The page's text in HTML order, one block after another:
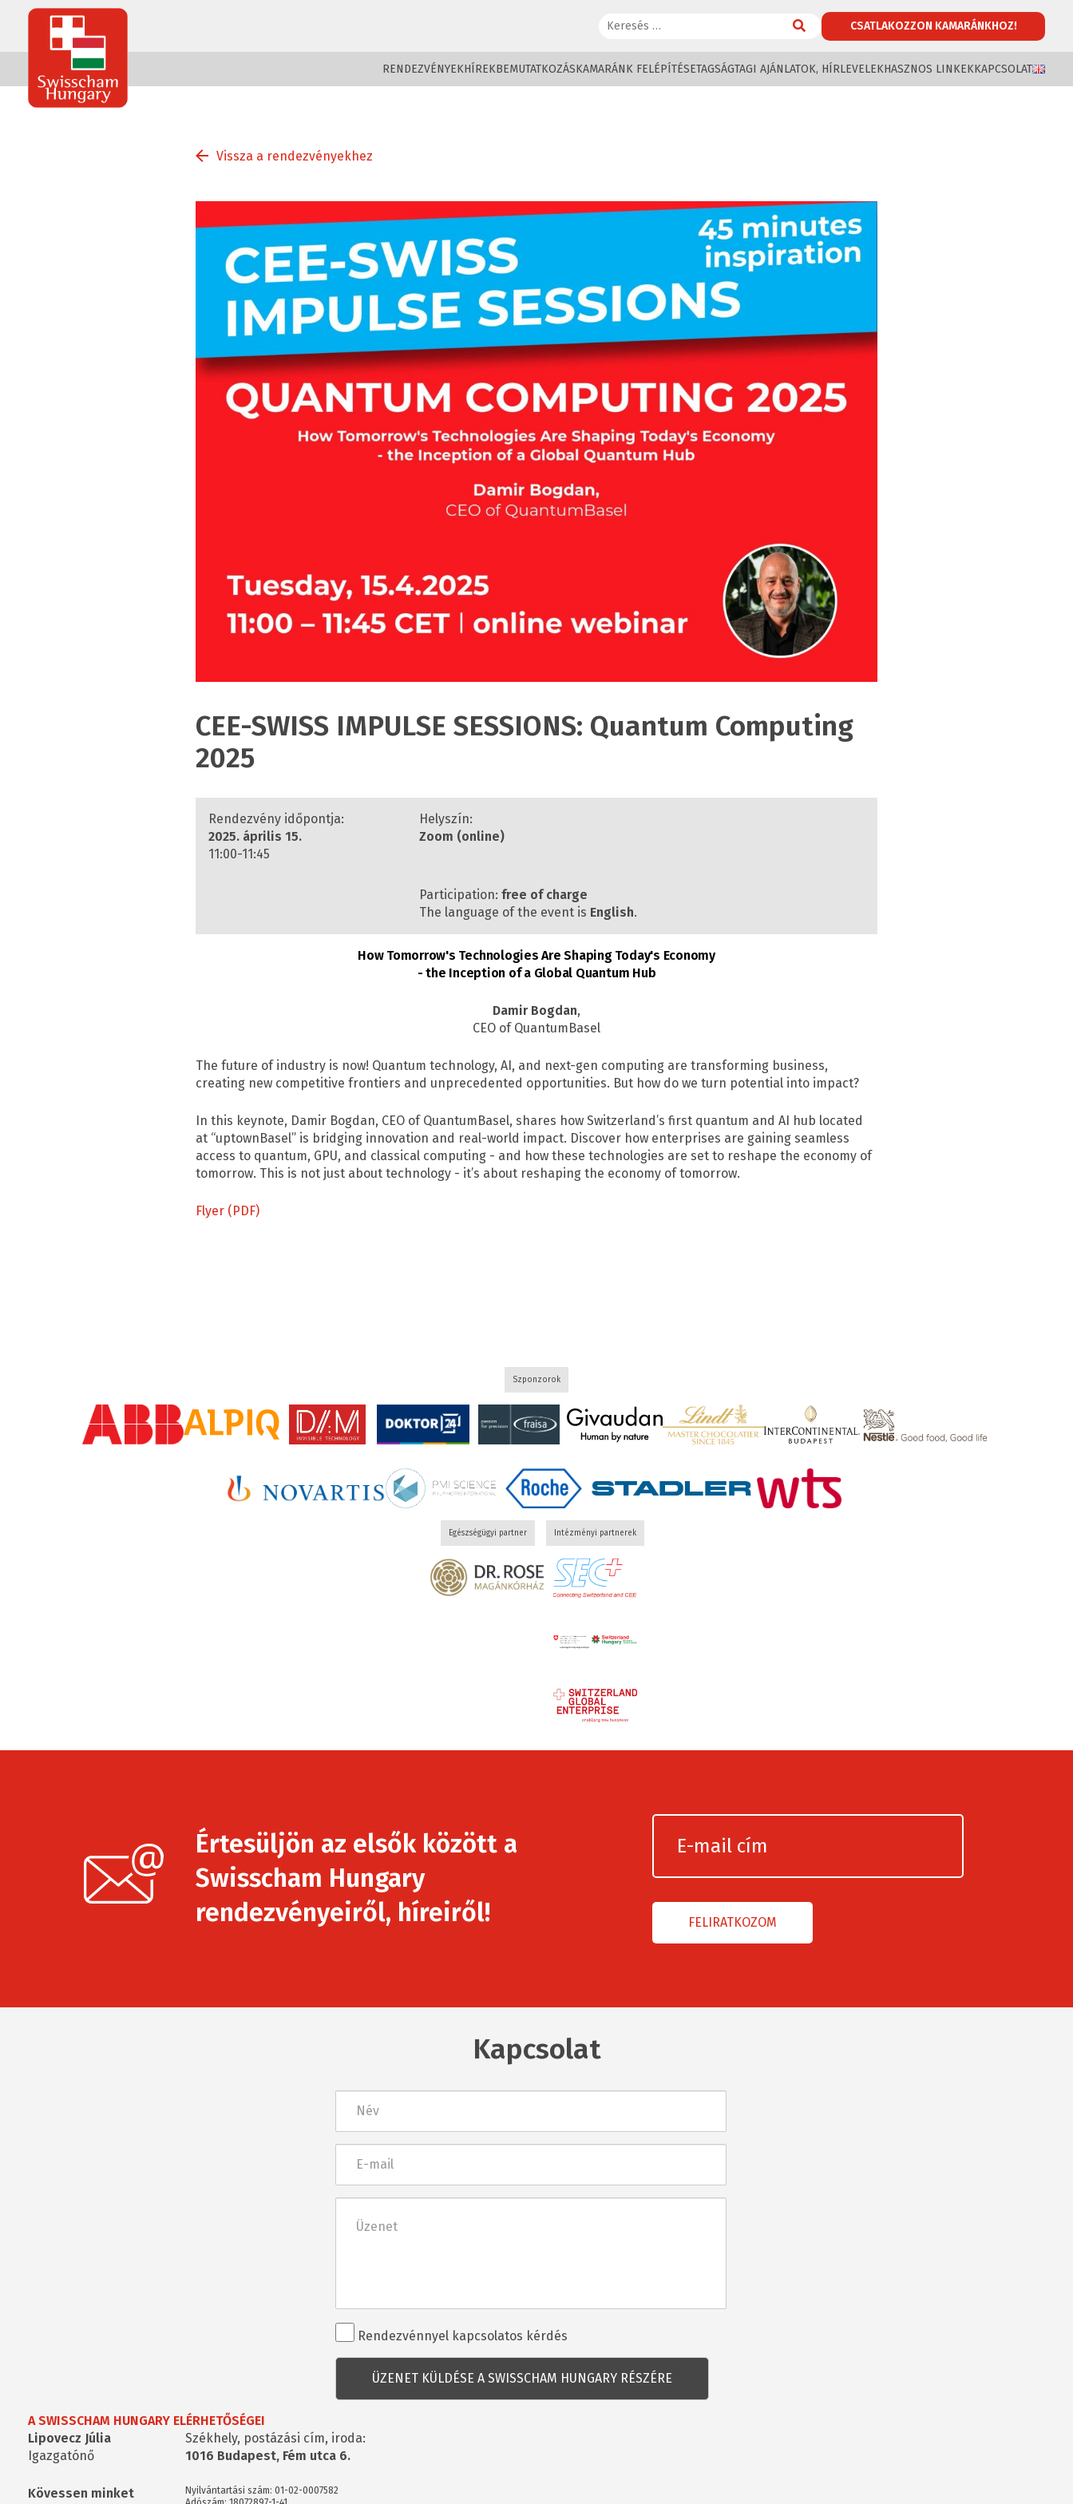
Swisscham
Hungary
Keresés: CSATLAKOZZON KAMARÁNKHOZ!
RENDEZVÉNYEKHÍREKBEMUTATKOZÁSKAMARÁNK FELÉPÍTÉSETAGSÁGTAGI AJÁNLATOK, HÍRLEVELEKHASZNOS LINKEKKAPCSOLAT
Vissza a rendezvényekhez
CEE-SWISS IMPULSE SESSIONS: Quantum Computing
2025
Rendezvény időpontja:
2025. április 15.
11:00-11:45
Helyszín:
Zoom (online)
Participation:free of charge
The language of the event is English.
How Tomorrow's Technologies Are Shaping Today's Economy
- the Inception of a Global Quantum Hub
Damir Bogdan,
CEO of QuantumBasel
The future of industry is now! Quantum technology, AI, and next-gen computing are transforming business,
creating new competitive frontiers and unprecedented opportunities. But how do we turn potential into impact?
In this keynote, Damir Bogdan, CEO of QuantumBasel, shares how Switzerland’s first quantum and AI hub located
at “uptownBasel” is bridging innovation and real-world impact. Discover how enterprises are gaining seamless
access to quantum, GPU, and classical computing - and how these technologies are set to reshape the economy of
tomorrow. This is not just about technology - it’s about reshaping the economy of tomorrow.
Flyer (PDF)
Szponzorok
Egészségügyi partner Intézményi partnerek
Értesüljön az elsők között a
Swisscham Hungary
rendezvényeiről, híreiről!
Kapcsolat
mail
Rendezvénnyel
kapcsolatos
kérdés
Rendezvénnyel kapcsolatos kérdés
A SWISSCHAM HUNGARY ELÉRHETŐSÉGEI
Lipovecz Júlia
Igazgatónő
Kövessen minket
Székhely, postázási cím, iroda:
1016 Budapest, Fém utca 6.
Nyilvántartási szám: 01-02-0007582